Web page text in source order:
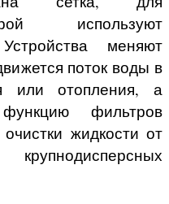
используют
меняют
поток воды в
или отопления, а
фильтров
жидкости от